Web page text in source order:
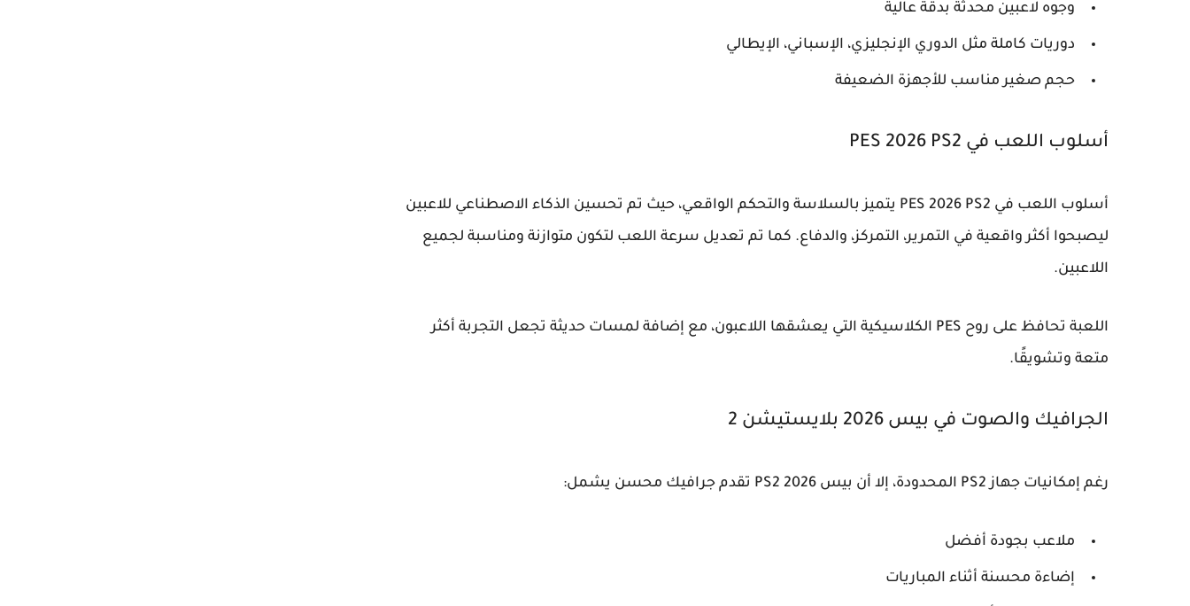
وجوه لاعبين محدثة بدقة عالية
دوريات كاملة مثل الدوري الإنجليزي، الإسباني، الإيطالي
حجم صغير مناسب للأجهزة الضعيفة
أسلوب اللعب في PES 2026 PS2
أسلوب اللعب في PES 2026 PS2 يتميز بالسلاسة والتحكم الواقعي، حيث تم تحسين الذكاء الاصطناعي للاعبين
ليصبحوا أكثر واقعية في التمرير، التمركز، والدفاع. كما تم تعديل سرعة اللعب لتكون متوازنة ومناسبة لجميع
اللاعبين.
اللعبة تحافظ على روح PES الكلاسيكية التي يعشقها اللاعبون، مع إضافة لمسات حديثة تجعل التجربة أكثر
متعة وتشويقًا.
الجرافيك والصوت في بيس 2026 بلايستيشن 2
رغم إمكانيات جهاز PS2 المحدودة، إلا أن بيس 2026 PS2 تقدم جرافيك محسن يشمل:
ملاعب بجودة أفضل
إضاءة محسنة أثناء المباريات